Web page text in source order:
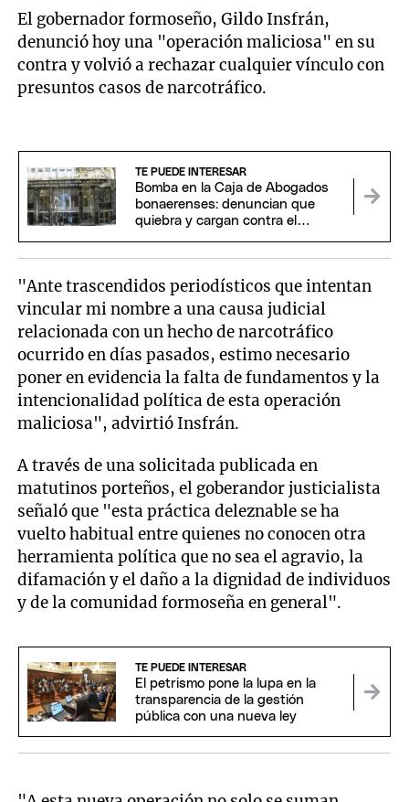
El gobernador formoseño, Gildo Insfrán,
denunció hoy una "operación maliciosa" en su
contra y volvió a rechazar cualquier vínculo con
presuntos casos de narcotráfico.
TE PUEDE INTERESAR
Bomba en la Caja de Abogados
bonaerenses: denuncian que
quiebra y cargan contra el
"Ante trascendidos periodísticos que intentan
vincular mi nombre a una causa judicial
relacionada con un hecho de narcotráfico
ocurrido en días pasados, estimo necesario
poner en evidencia la falta de fundamentos y la
intencionalidad política de esta operación
maliciosa", advirtió Insfrán.
A través de una solicitada publicada en
matutinos porteños, el goberandor justicialista
señaló que "esta práctica deleznable se ha
vuelto habitual entre quienes no conocen otra
herramienta política que no sea el agravio, la
difamación y el daño a la dignidad de individuos
y de la comunidad formoseña en general".
TE PUEDE INTERESAR
El petrismo pone la lupa en la
transparencia de la gestión
pública con una nueva ley